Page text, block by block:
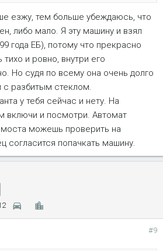
езжу, тем больше убеждаюсь, что
либо мало. Я эту машину и взял
года ЕБ), потому что прекрасно
и ровно, внутри его
Но судя по всему она очень долго
с разбитым стеклом.
у тебя сейчас и нету. На
включи и посмотри. Автомат
можешь проверить на
согласится попачкать машину.
#9